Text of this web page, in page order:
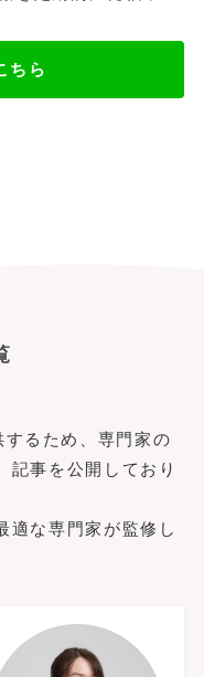
ちら
るため、専門家の
記事を公開しており
適な専門家が監修し